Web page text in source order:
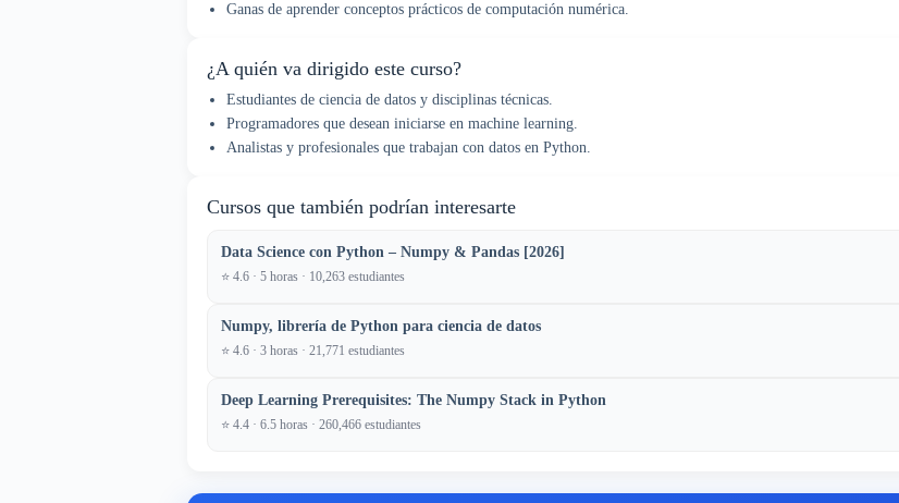
Ganas de aprender conceptos prácticos de computación numérica.
¿A quién va dirigido este curso?
Estudiantes de ciencia de datos y disciplinas técnicas.
Programadores que desean iniciarse en machine learning.
Analistas y profesionales que trabajan con datos en Python.
Cursos que también podrían interesarte
Data Science con Python – Numpy & Pandas [2026]
⭐ 4.6 · 5 horas · 10,263 estudiantes
Numpy, librería de Python para ciencia de datos
⭐ 4.6 · 3 horas · 21,771 estudiantes
Deep Learning Prerequisites: The Numpy Stack in Python
⭐ 4.4 · 6.5 horas · 260,466 estudiantes